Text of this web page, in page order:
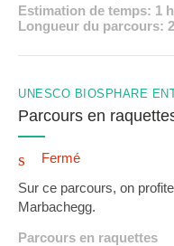
Estimation de temps: 1
Longueur du parcours:
UNESCO BIOSPHÄRE
Parcours en
Fermé
Sur ce parcours, on
Marbachegg.
Parcours en raquettes